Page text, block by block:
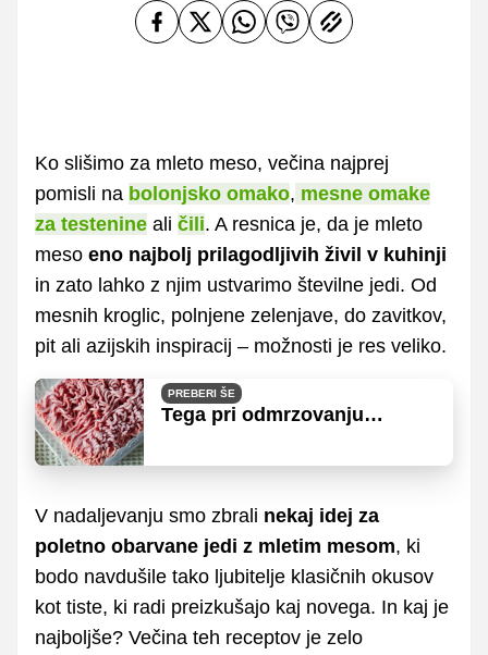
Ko slišimo za mleto meso, večina najprej
pomisli na bolonjsko omako, mesne omake
za testenine ali čili. A resnica je, da je mleto
meso eno najbolj prilagodljivih živil v kuhinji
in zato lahko z njim ustvarimo številne jedi. Od
mesnih kroglic, polnjene zelenjave, do zavitkov,
pit ali azijskih inspiracij – možnosti je res veliko.
PREBERI ŠE
Tega pri odmrzovanju
V nadaljevanju smo zbrali nekaj idej za
poletno obarvane jedi z mletim mesom, ki
bodo navdušile tako ljubitelje klasičnih okusov
kot tiste, ki radi preizkušajo kaj novega. In kaj je
najboljše? Večina teh receptov je zelo